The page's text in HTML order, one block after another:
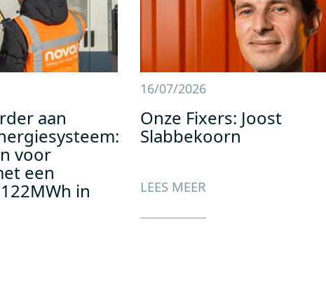
aan
voor
een
in
16/07/2026
Onze Fixers: Joost
Slabbekoorn
LEES MEER